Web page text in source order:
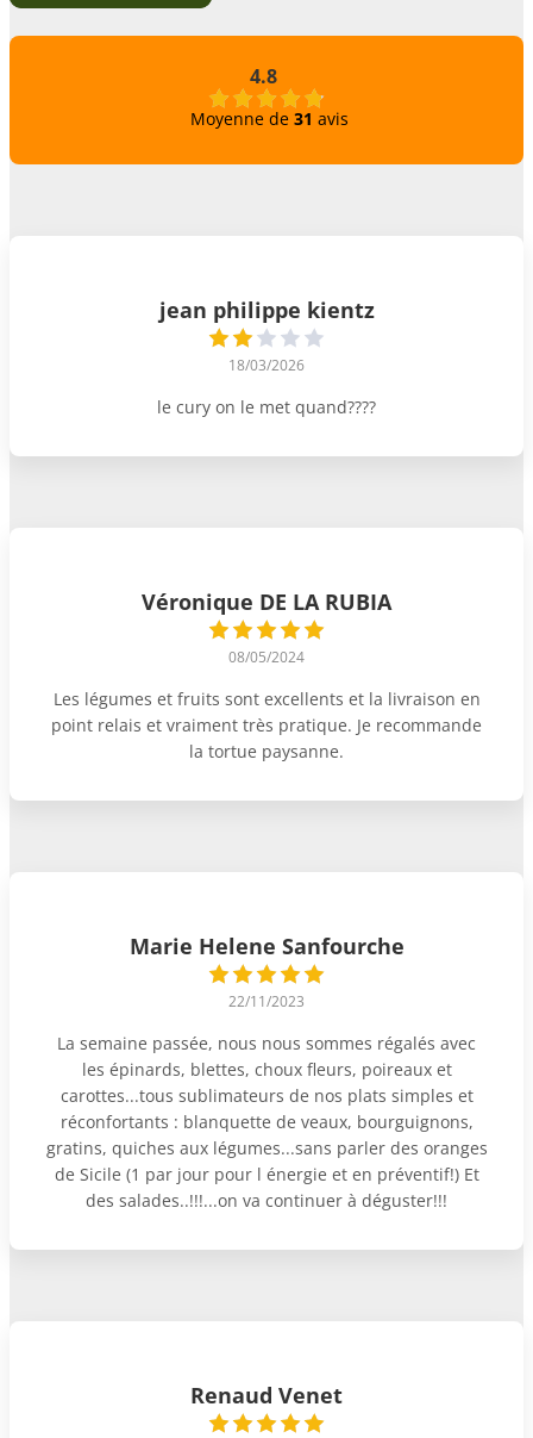
4.8
Moyenne de 31 avis
jean philippe kientz
18/03/2026
le cury on le met quand????
Véronique DE LA RUBIA
08/05/2024
Les légumes et fruits sont excellents et la livraison en
point relais et vraiment très pratique. Je recommande
la tortue paysanne.
Marie Helene Sanfourche
22/11/2023
La semaine passée, nous nous sommes régalés avec
les épinards, blettes, choux fleurs, poireaux et
carottes...tous sublimateurs de nos plats simples et
réconfortants : blanquette de veaux, bourguignons,
gratins, quiches aux légumes...sans parler des oranges
de Sicile (1 par jour pour l énergie et en préventif!) Et
des salades..!!!...on va continuer à déguster!!!
Renaud Venet